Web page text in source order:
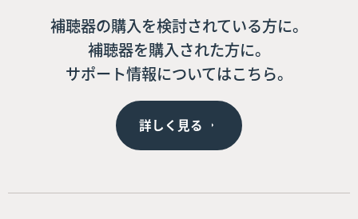
補聴器の購入を検討されている方に。
補聴器を購入された方に。
サポート情報についてはこちら。
詳しく見る